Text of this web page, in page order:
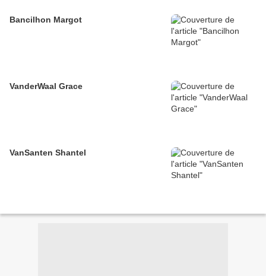
Bancilhon Margot
VanderWaal Grace
VanSanten Shantel